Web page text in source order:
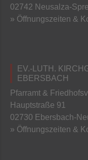
02742 Neusalza-
» Öffnungszeiten &
EV.-LUTH.
EBERSBACH
Pfarramt &
Hauptstraße 91
02730 Ebersbach-
» Öffnungszeiten &